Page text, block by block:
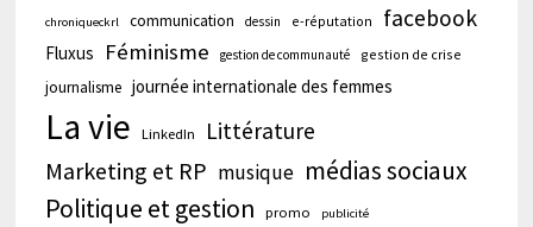
chroniqueckrl communication dessin e-réputation facebook
Fluxus Féminisme gestion de communauté gestion de crise
journalisme journée internationale des femmes
La vie LinkedIn Littérature
Marketing et RP musique médias sociaux
Politique et gestion
promo publicité